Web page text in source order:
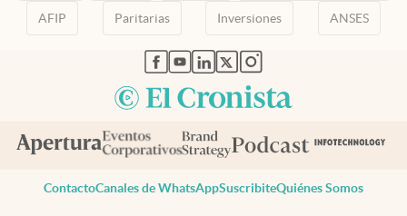
AFIP Paritarias Inversiones ANSES
abre en nueva pestaña
abre en nueva pestaña
abre en nueva pestaña
abre en nueva pestaña
abre en nueva pestaña
ContactoCanales de WhatsAppSuscribiteQuiénes Somos